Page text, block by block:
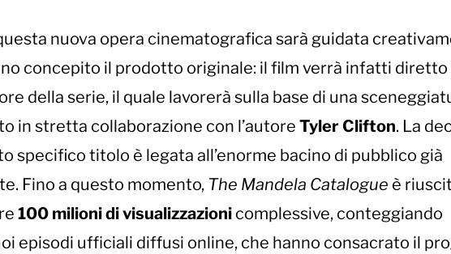
nuova opera cinematografica sarà guidata
concepito il prodotto originale: il film verrà infatti diretto
della serie, il quale lavorerà sulla base di una
in stretta collaborazione con l’autore Tyler Clifton. La
specifico titolo è legata all’enorme bacino di pubblico già
Fino a questo momento, The Mandela Catalogue è
100 milioni di visualizzazioni complessive, conteggiando
episodi ufficiali diffusi online, che hanno consacrato il